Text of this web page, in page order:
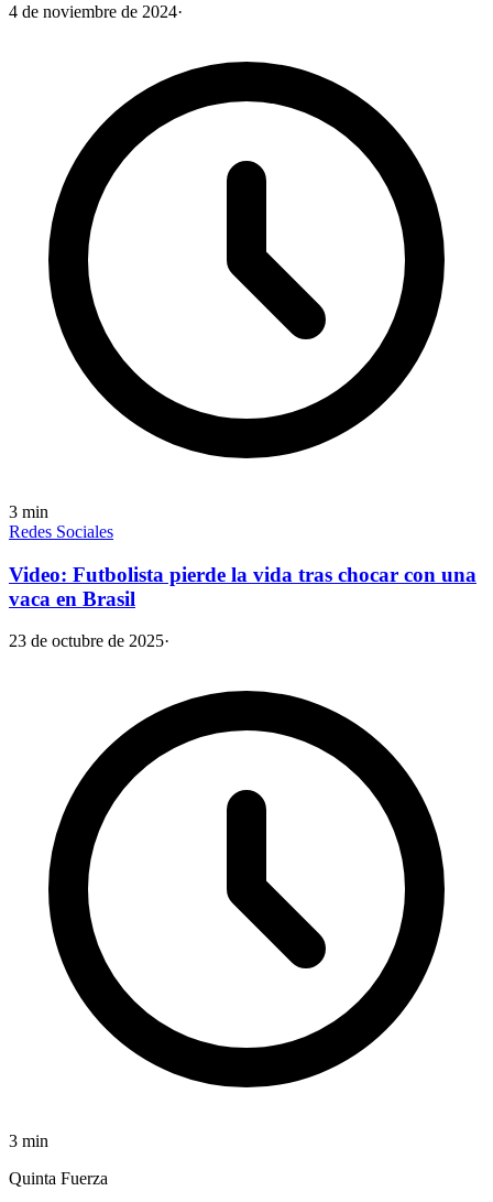
4 de noviembre de 2024·
3 min
Redes Sociales
Video: Futbolista pierde la vida tras chocar con una
vaca en Brasil
23 de octubre de 2025·
3 min
Quinta Fuerza